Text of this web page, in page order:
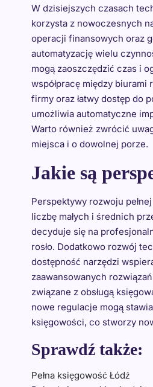
W dzisiejszych czasach
korzysta z nowoczesnych
operacji finansowych oraz
automatyzację wielu
mogą zaoszczędzić czas i
współpracę między
firmy oraz łatwy dostęp do
umożliwia automatyczne
Warto również zwrócić
miejsca i o dowolnej porze.
Jakie są
Perspektywy rozwoju
liczbę małych i średnich
decyduje się na
rosło. Dodatkowo rozwój
dostępność narzędzi
zaawansowanych
związane z obsługą
nowe regulacje mogą
księgowości, co stworzy
Sprawdź także:
Pełna księgowość Łódź